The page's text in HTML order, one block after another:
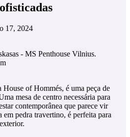
17, 2024
- MS Penthouse Vilnius.
of Hommés, é uma peça de
mesa de centro necessária para
contemporânea que parece vir
em pedra travertino, é perfeita para